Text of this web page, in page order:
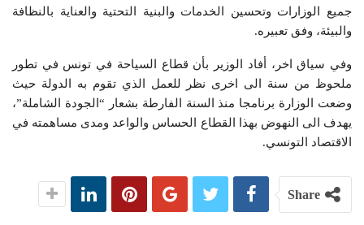
جميع الوزارات وتحسين الخدمات والبنية التحتية والعناية بالنظافة
والبيئة، وفق تعبيره.
وفي سياق اخر، أفاد الوزير بأن قطاع السياحة في تونس في تطور
ملحوظ من سنة الى اخرى نظر للعمل الذي تقوم به الدولة حيث
وضعت الوزارة برنامجا منذ السنة الفارطة بشعار “الجودة الشاملة”،
يهدف الى النهوض بهذا القطاع الحساس والواعد ومدى مساهمته في
الاقتصاد التونسي.
Share